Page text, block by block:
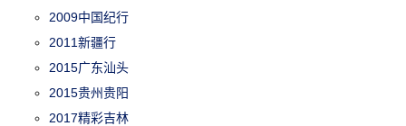
2009中国纪行
2011新疆行
2015广东汕头
2015贵州贵阳
2017精彩吉林